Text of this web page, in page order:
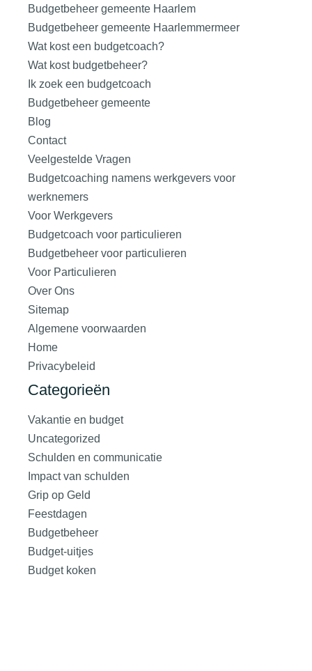
Budgetbeheer gemeente Haarlem
Budgetbeheer gemeente Haarlemmermeer
Wat kost een budgetcoach?
Wat kost budgetbeheer?
Ik zoek een budgetcoach
Budgetbeheer gemeente
Blog
Contact
Veelgestelde Vragen
Budgetcoaching namens werkgevers voor
werknemers
Voor Werkgevers
Budgetcoach voor particulieren
Budgetbeheer voor particulieren
Voor Particulieren
Over Ons
Sitemap
Algemene voorwaarden
Home
Privacybeleid
Categorieën
Vakantie en budget
Uncategorized
Schulden en communicatie
Impact van schulden
Grip op Geld
Feestdagen
Budgetbeheer
Budget-uitjes
Budget koken